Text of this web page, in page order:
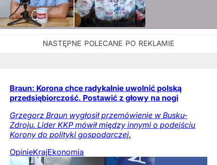
Braun: Korona chce radykalnie uwolnić polską
przedsiębiorczość. Postawić z głowy na nogi
Grzegorz Braun wygłosił przemówienie w Busku-
Zdroju. Lider KKP mówił między innymi o podejściu
Korony do polityki gospodarczej.
OpinieKrajEkonomia